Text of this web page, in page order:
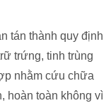
tán thành quy định
trứng, tinh trùng
nhằm cứu chữa
hoàn toàn không vì